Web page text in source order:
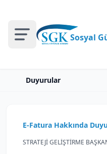
Sosyal
Duyurular
E-Fatura Hakkında
STRATEJİ GELİŞTİRME